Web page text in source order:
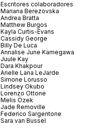
Escritores colaboradores
Mariana Berezovska
Andrea Bratta
Matthew Burgos
Kayla Curtis-Evans
Cassidy George
Billy De Luca
Annalise June Kamegawa
Juule Kay
Dara Khakpour
Arielle Lana LeJarde
Simone Lorusso
Lindsey Okubo
Lorenzo Ottone
Melis Özek
Jade Removille
Federico Sargentone
Sara van Bussel